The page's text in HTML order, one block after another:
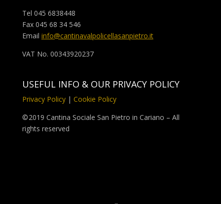
Tel 045 6838448
Fax 045 68 34 546
Email info@cantinavalpolicellasanpietro.it
VAT No. 00343920237
USEFUL INFO & OUR PRIVACY POLICY
Privacy Policy| Cookie Policy
©2019 Cantina Sociale San Pietro in Cariano – All
rights reserved